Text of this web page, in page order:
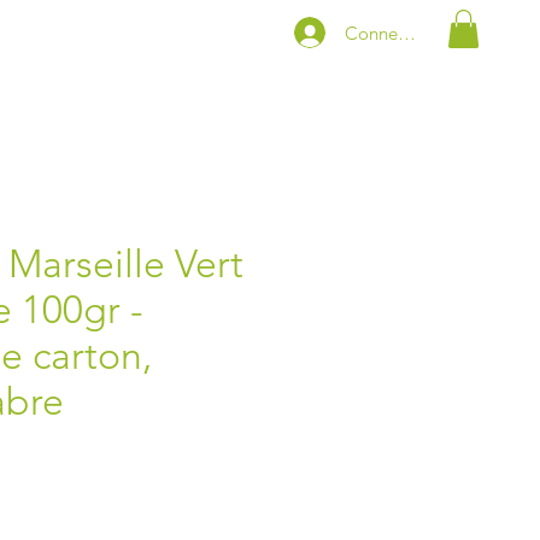
Connexion
Vert
100gr -
carton,